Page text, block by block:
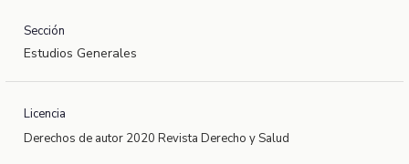
Sección
Estudios Generales
Licencia
Derechos de autor 2020 Revista Derecho y Salud